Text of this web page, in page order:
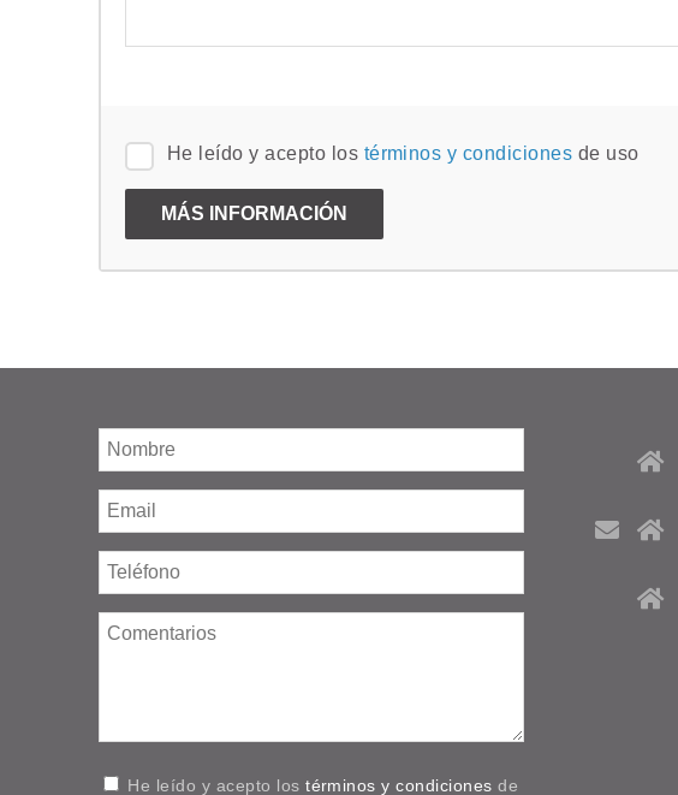
He leído y acepto los términos y condiciones de uso
He leído y acepto lostérminos y condiciones de